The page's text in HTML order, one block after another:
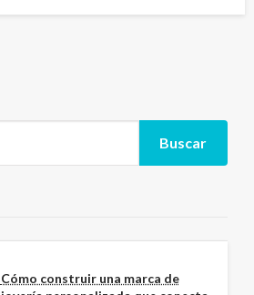
Cómo construir una marca de